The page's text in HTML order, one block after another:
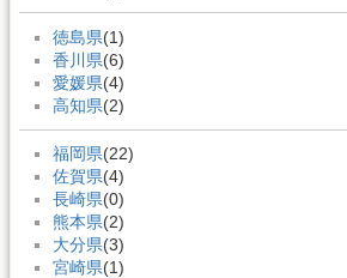
徳島県(1)
香川県(6)
愛媛県(4)
高知県(2)
福岡県(22)
佐賀県(4)
長崎県(0)
熊本県(2)
大分県(3)
宮崎県(1)